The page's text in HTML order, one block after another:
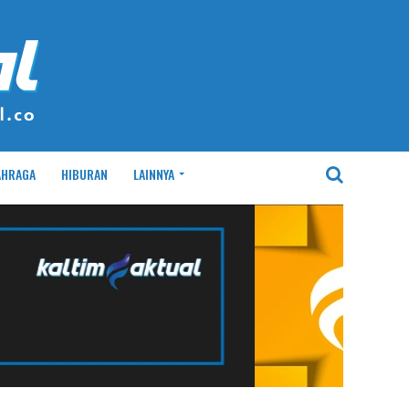
HIBURAN LAINNYA